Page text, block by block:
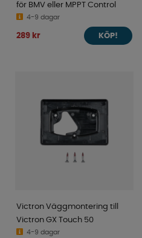
för BMV eller MPPT Control
4-9 dagar
289 kr KÖP!
Victron Väggmontering till
Victron GX Touch 50
4-9 dagar